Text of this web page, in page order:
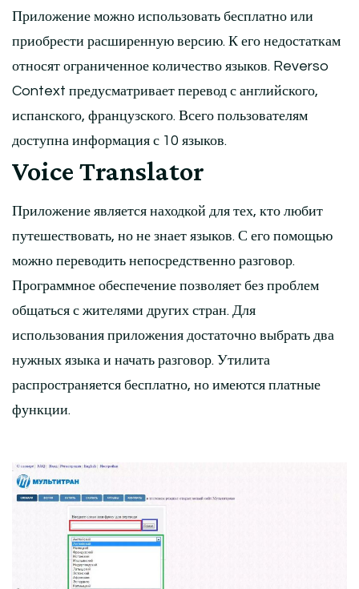
Приложение можно использовать бесплатно или
приобрести расширенную версию. К его недостаткам
относят ограниченное количество языков. Reverso
Context предусматривает перевод с английского,
испанского, французского. Всего пользователям
доступна информация с 10 языков.
Voice Translator
Приложение является находкой для тех, кто любит
путешествовать, но не знает языков. С его помощью
можно переводить непосредственно разговор.
Программное обеспечение позволяет без проблем
общаться с жителями других стран. Для
использования приложения достаточно выбрать два
нужных языка и начать разговор. Утилита
распространяется бесплатно, но имеются платные
функции.